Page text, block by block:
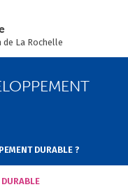
La Rochelle
DURABLE ?